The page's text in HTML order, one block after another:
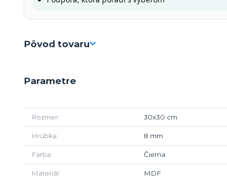
Pôvod tovaru
Parametre
Rozmer 30x30 cm
Hrúbka 8 mm
Farba Čierna
Materiál MDF